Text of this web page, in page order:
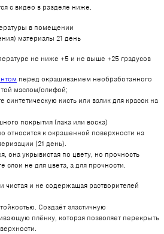
с видео в разделе ниже.
в помещении
материалы 21 день
не ниже +5 и не выше +25 градусов
перед окрашиванием необработанного
маслом/олифой;
синтетическую кисть или валик для красок на
покрытия (лака или воска)
относится к окрашенной поверхности на
(21 день).
она укрывистая по цвету, но прочность
слои не для цвета, а для прочности.
чистая и не содержащая растворителей
Создаёт эластичную
плёнку, которая позволяет перекрыть